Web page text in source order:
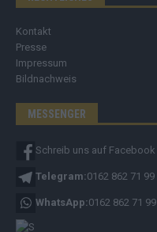
Kontakt
Presse
Impressum
Bildnachweis
MESSENGER
Schreib uns auf Facebook
Telegram:0162 862 71 99
WhatsApp:0162 862 71 99